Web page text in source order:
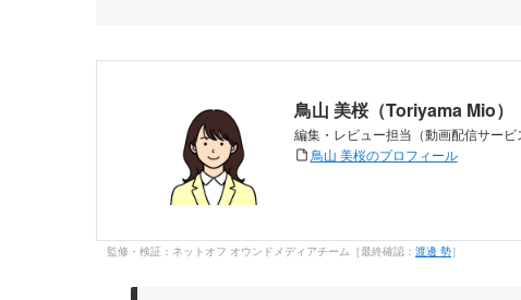
鳥山 美桜（Toriyama Mio）
編集・レビュー担当（動画配信サービ
鳥山 美桜のプロフィール
監修・検証：ネットオフ オウンドメディアチーム［最終確認： 渡邊 勢］